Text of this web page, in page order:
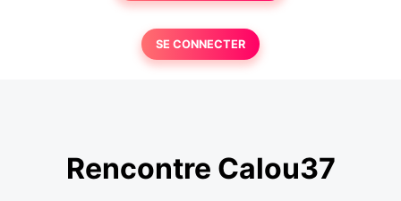
SE CONNECTER
Rencontre Calou37